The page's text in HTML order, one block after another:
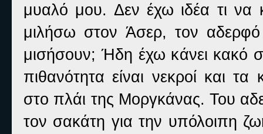
μυαλό μου. Δεν έχω ιδέα τι
μιλήσω στον Άσερ, τον
μισήσουν; Ήδη έχω κάνει κακό
πιθανότητα είναι νεκροί και
στο πλάι της Μοργκάνας. Του
τον σακάτη για την υπόλοιπη